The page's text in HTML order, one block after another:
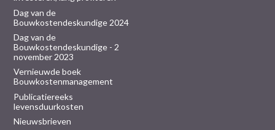
Dag van de
Bouwkostendeskundige 2024
Dag van de
Bouwkostendeskundige - 2
november 2023
Vernieuwde boek
Bouwkostenmanagement
Publicatiereeks
levensduurkosten
Nieuwsbrieven